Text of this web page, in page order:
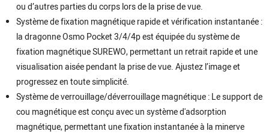
ou d’autres parties du corps lors de la prise de vue.
Système de fixation magnétique rapide et vérification instantanée :
la dragonne Osmo Pocket 3/4/4p est équipée du système de
fixation magnétique SUREWO, permettant un retrait rapide et une
visualisation aisée pendant la prise de vue. Ajustez l’image et
progressez en toute simplicité.
Système de verrouillage/déverrouillage magnétique : Le support de
cou magnétique est conçu avec un système d'adsorption
magnétique, permettant une fixation instantanée à la minerve